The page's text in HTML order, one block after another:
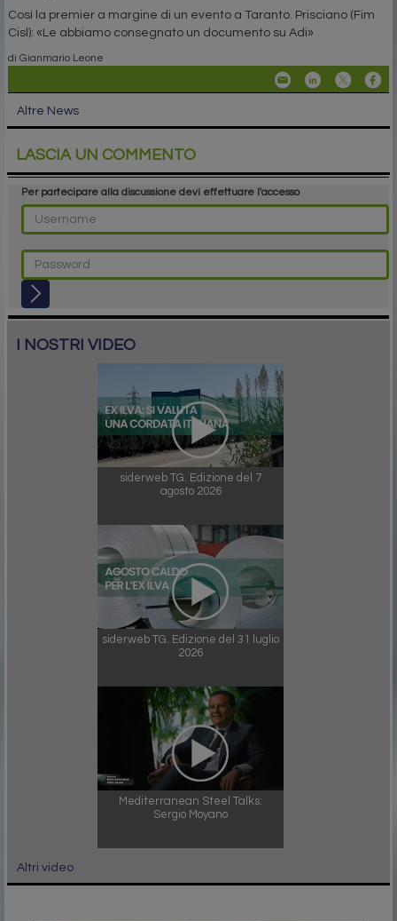
Così la premier a margine di un evento a Taranto. Prisciano (Fim
Cisl): «Le abbiamo consegnato un documento su Adi»
di Gianmario Leone
Altre News
LASCIA UN COMMENTO
Per partecipare alla discussione devi effettuare l'accesso
I NOSTRI VIDEO
siderweb TG. Edizione del 7
agosto 2026
siderweb TG. Edizione del 31 luglio
2026
Mediterranean Steel Talks:
Sergio Moyano
Altri video